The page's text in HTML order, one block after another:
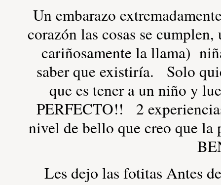
Un embarazo
corazón las cosas se
cariñosamente la llama)
saber que existiría. Solo
que es tener a un niño y
PERFECTO!! 2
nivel de bello que creo que la
Les dejo las fotitas Antes